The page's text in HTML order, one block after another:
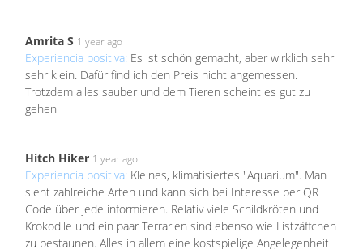
Amrita S 1 year ago
Experiencia positiva: Es ist schön gemacht, aber wirklich sehr
sehr klein. Dafür find ich den Preis nicht angemessen.
Trotzdem alles sauber und dem Tieren scheint es gut zu
gehen
Hitch Hiker 1 year ago
Experiencia positiva: Kleines, klimatisiertes "Aquarium". Man
sieht zahlreiche Arten und kann sich bei Interesse per QR
Code über jede informieren. Relativ viele Schildkröten und
Krokodile und ein paar Terrarien sind ebenso wie Listzäffchen
zu bestaunen. Alles in allem eine kostspielige Angelegenheit